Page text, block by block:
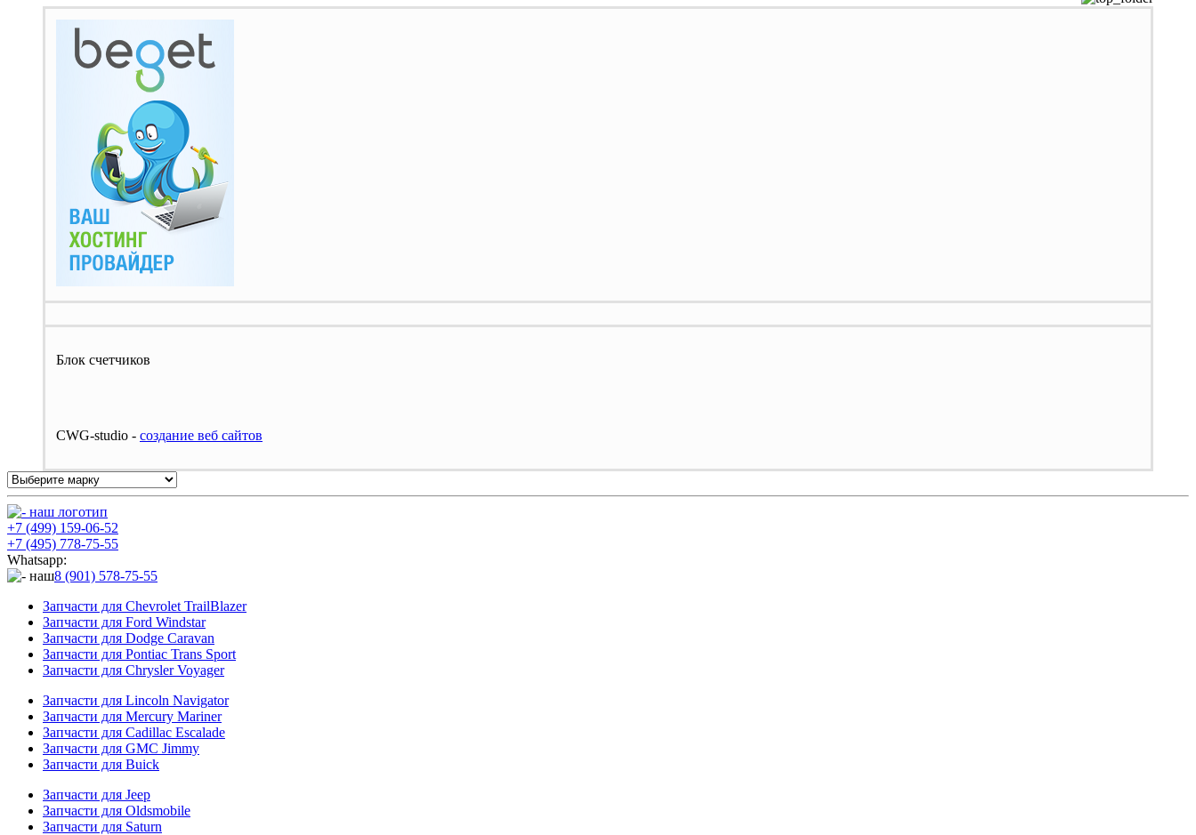
Блок счетчиков
CWG-studio - cоздание веб сайтов
+7 (499) 159-06-52
+7 (495) 778-75-55
Whatsapp:
8 (901) 578-75-55
Запчасти для Chevrolet TrailBlazer
Запчасти для Ford Windstar
Запчасти для Dodge Caravan
Запчасти для Pontiac Trans Sport
Запчасти для Chrysler Voyager
Запчасти для Lincoln Navigator
Запчасти для Mercury Mariner
Запчасти для Cadillac Escalade
Запчасти для GMC Jimmy
Запчасти для Buick
Запчасти для Jeep
Запчасти для Oldsmobile
Запчасти для Saturn